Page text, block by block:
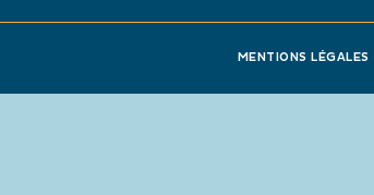
MENTIONS LÉGALES